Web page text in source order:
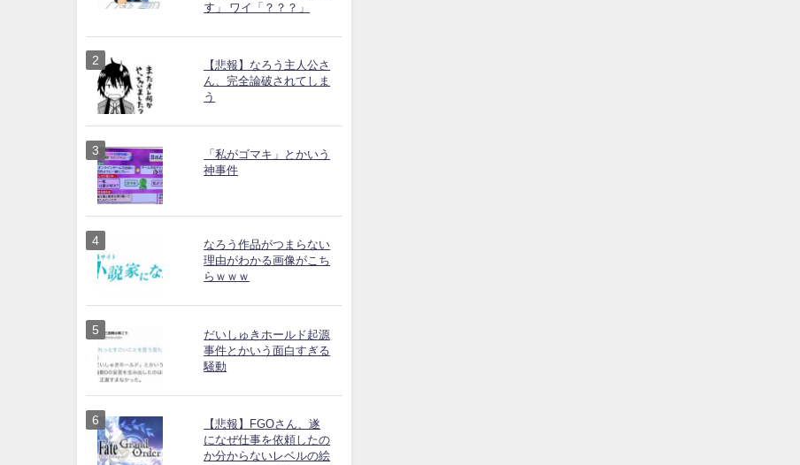
す」 ワイ「？？？」
【悲報】なろう主人公さ
ん、完全論破されてしま
う
「私がゴマキ」とかいう
神事件
なろう作品がつまらない
理由がわかる画像がこち
らｗｗｗ
だいしゅきホールド起源
事件とかいう面白すぎる
騒動
【悲報】FGOさん、遂
になぜ仕事を依頼したの
か分からないレベルの絵